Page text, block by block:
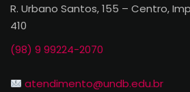
R. Urbano Santos, 155 – Centro,
410
(98) 9 99224-2070
atendimento@undb.edu.br